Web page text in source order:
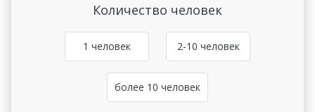
Количество человек
1 человек 2-10 человек
более 10 человек